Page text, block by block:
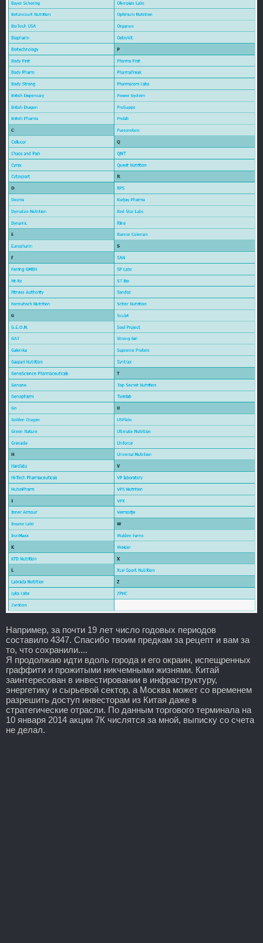
Например, за почти 19 лет число годовых периодов
составило 4347. Спасибо твоим предкам за рецепт и вам за
то, что сохранили....
Я продолжаю идти вдоль города и его окраин, испещренных
граффити и прожитыми никчемными жизнями. Китай
заинтересован в инвестировании в инфраструктуру,
энергетику и сырьевой сектор, а Москва может со временем
разрешить доступ инвесторам из Китая даже в
стратегические отрасли. По данным торгового терминала на
10 января 2014 акции 7К числятся за мной, выписку со счета
не делал.